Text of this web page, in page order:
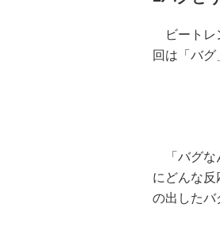
ビートレ
回は「バグ
「バグな
にどんな
の出したバ